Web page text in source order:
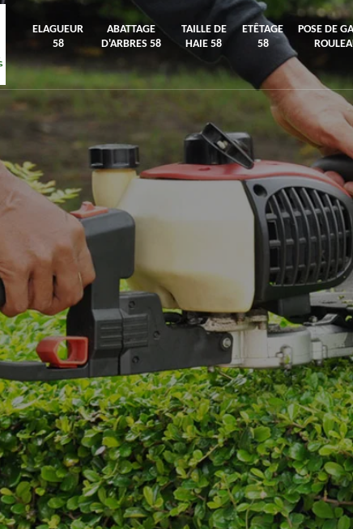
ELAGUEUR
58
ABATTAGE
D'ARBRES 58
TAILLE DE
HAIE 58
ETÊTAGE
58
POSE DE